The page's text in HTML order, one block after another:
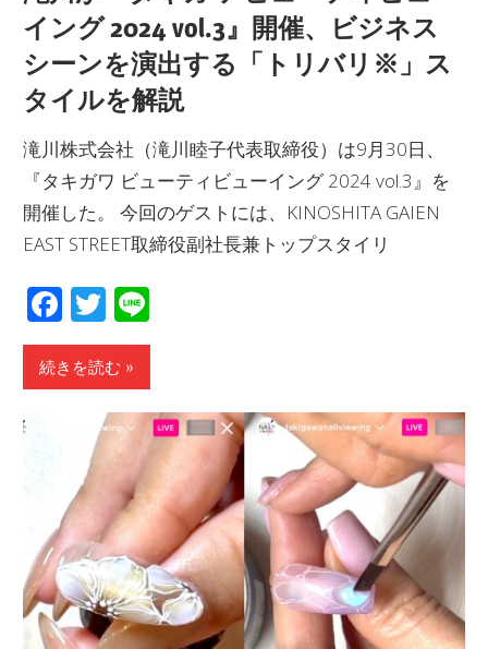
イング 2024 vol.3』開催、ビジネス
シーンを演出する「トリバリ※」ス
タイルを解説
滝川株式会社（滝川睦子代表取締役）は9月30日、
『タキガワ ビューティビューイング 2024 vol.3』を
開催した。 今回のゲストには、KINOSHITA GAIEN
EAST STREET取締役副社長兼トップスタイリ
Facebook
Twitter
続きを読む